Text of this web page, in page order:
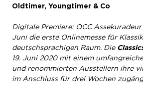
Oldtimer, Youngtimer & Co
Digitale Premiere: OCC
Juni die erste Onlinemesse für
deutschsprachigen Raum. Die
19. Juni 2020 mit einem
und renommierten Ausstellern ihre
im Anschluss für drei Wochen